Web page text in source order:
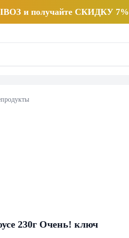
и получайте СКИДКУ 7%
230г Очень! ключ